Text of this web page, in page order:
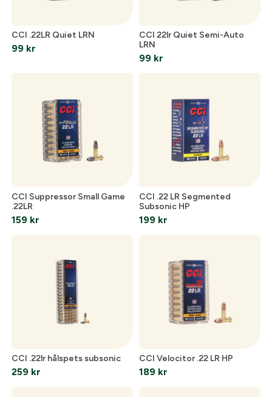
CCI .22LR Quiet LRN
99 kr
CCI 22lr Quiet Semi-Auto
LRN
99 kr
CCI Suppressor Small Game
.22LR
159 kr
CCI .22 LR Segmented
Subsonic HP
199 kr
CCI .22lr hålspets subsonic
259 kr
CCI Velocitor .22 LR HP
189 kr